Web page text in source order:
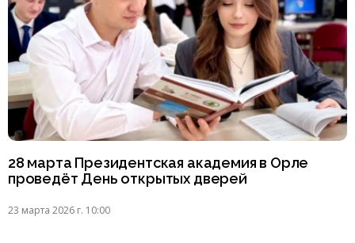
28 марта Президентская академия в Орле
проведёт День открытых дверей
23 марта 2026 г. 10:00